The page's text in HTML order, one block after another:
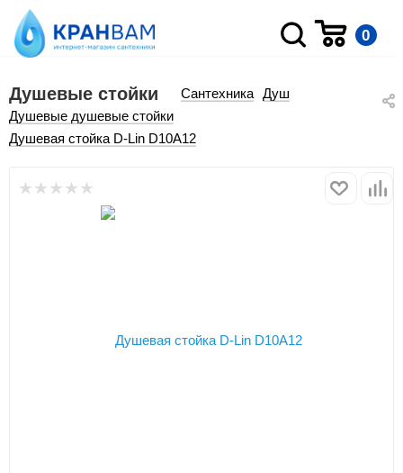
0
Душевые стойки Сантехника Душ
Душевые душевые стойки
Душевая стойка D-Lin D10A12